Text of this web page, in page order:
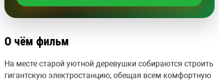
О чём фильм
На месте старой уютной деревушки собираются строить
гигантскую электростанцию, обещая всем комфортную